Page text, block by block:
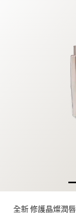
全新 修護晶燦潤